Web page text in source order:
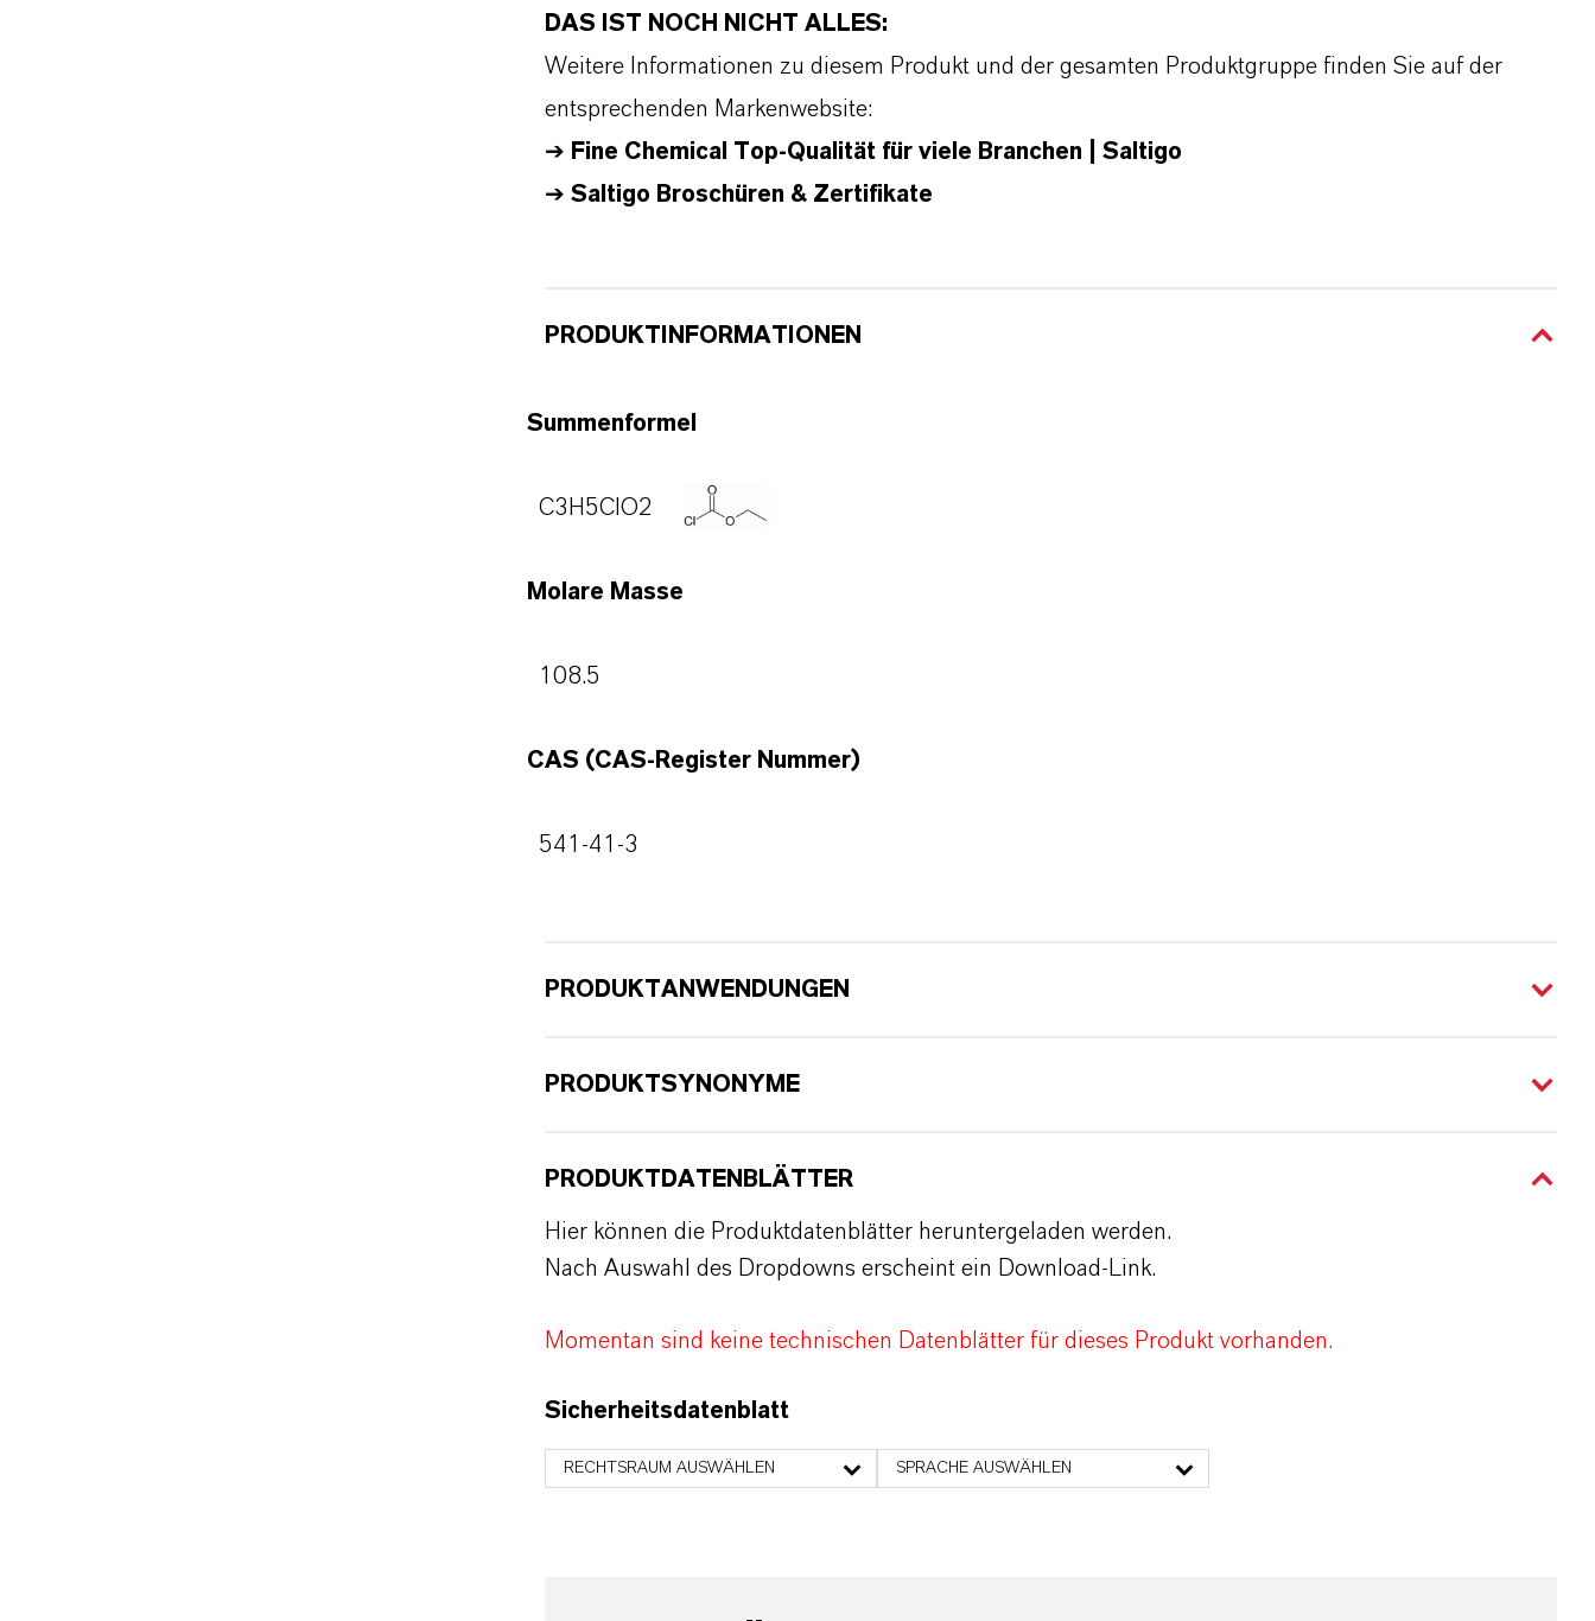
DAS IST NOCH NICHT ALLES:
Weitere Informationen zu diesem Produkt und der gesamten Produktgruppe finden Sie auf der
entsprechenden Markenwebsite:
➔ Fine Chemical Top-Qualität für viele Branchen | Saltigo
➔ Saltigo Broschüren & Zertifikate
PRODUKTINFORMATIONEN
Summenformel
C3H5ClO2
Molare Masse
108.5
CAS (CAS-Register Nummer)
541-41-3
PRODUKTANWENDUNGEN
PRODUKTSYNONYME
PRODUKTDATENBLÄTTER
Hier können die Produktdatenblätter heruntergeladen werden.
Nach Auswahl des Dropdowns erscheint ein Download-Link.
Momentan sind keine technischen Datenblätter für dieses Produkt vorhanden.
Sicherheitsdatenblatt
RECHTSRAUM AUSWÄHLEN SPRACHE AUSWÄHLEN